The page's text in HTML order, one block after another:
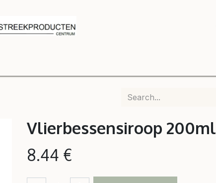
Vlierbessensiroop 200ml
8.44 €